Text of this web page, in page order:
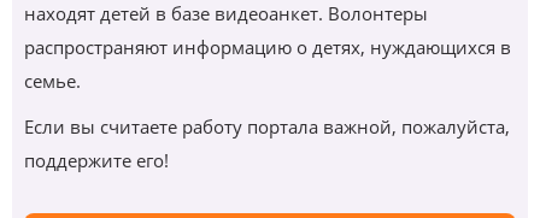
находят детей в базе видеоанкет. Волонтеры
распространяют информацию о детях, нуждающихся в
семье.
Если вы считаете работу портала важной, пожалуйста,
поддержите его!